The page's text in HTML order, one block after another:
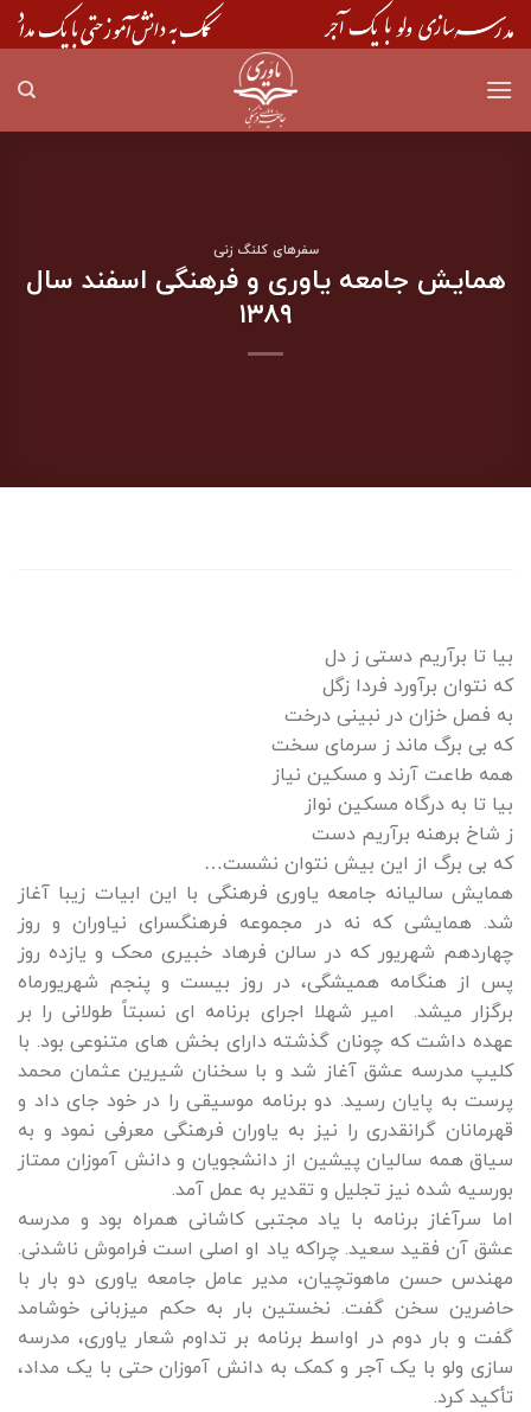
Skip
to
سفرهای کلنگ زنی
همایش جامعه یاوری و فرهنگی اسفند سال
۱۳۸۹
بیا تا برآریم دستی ز دل
که نتوان برآورد فردا زگل
به فصل خزان در نبینی درخت
که بی برگ ماند ز سرمای سخت
همه طاعت آرند و مسکین نیاز
بیا تا به درگاه مسکین نواز
ز شاخ برهنه برآریم دست
که بی برگ از این بیش نتوان نشست…
همایش سالیانه جامعه یاوری فرهنگی با این ابیات زیبا آغاز
شد. همایشی که نه در مجموعه فرهنگسرای نیاوران و روز
چهاردهم شهریور که در سالن فرهاد خبیری محک و یازده روز
پس از هنگامه همیشگی، در روز بیست و پنجم شهریورماه
برگزار میشد. امیر شهلا اجرای برنامه ای نسبتاً طولانی را بر
عهده داشت که چونان گذشته دارای بخش های متنوعی بود. با
کلیپ مدرسه عشق آغاز شد و با سخنان شیرین عثمان محمد
پرست به پایان رسید. دو برنامه موسیقی را در خود جای داد و
قهرمانان گرانقدری را نیز به یاوران فرهنگی معرفی نمود و به
سیاق همه سالیان پیشین از دانشجویان و دانش آموزان ممتاز
بورسیه شده نیز تجلیل و تقدیر به عمل آمد.
اما سرآغاز برنامه با یاد مجتبی کاشانی همراه بود و مدرسه
عشق آن فقید سعید. چراکه یاد او اصلی است فراموش ناشدنی.
مهندس حسن ماهوتچیان، مدیر عامل جامعه یاوری دو بار با
حاضرین سخن گفت. نخستین بار به حکم میزبانی خوشامد
گفت و بار دوم در اواسط برنامه بر تداوم شعار یاوری، مدرسه
سازی ولو با یک آجر و کمک به دانش آموزان حتی با یک مداد،
تأکید کرد.